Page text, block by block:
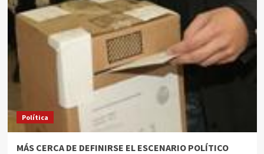
Política
MÁS CERCA DE DEFINIRSE EL ESCENARIO POLÍTICO